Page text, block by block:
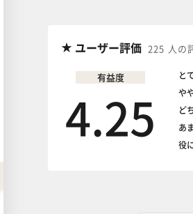
ユーザー評価 225 人の
有益度
4.25
と
や
ど
あ
役